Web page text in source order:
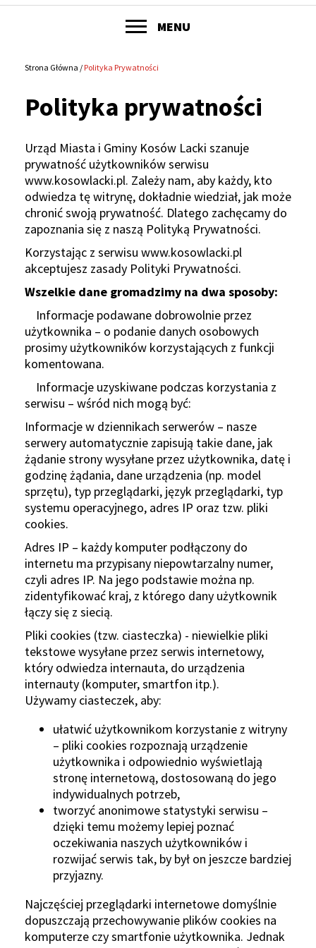
menu
serwisu
POKAŻ
MENU
nawigacyjna
Strona Główna Polityka Prywatności
Polityka prywatności
Urząd Miasta i Gminy Kosów Lacki szanuje
prywatność użytkowników serwisu
www.kosowlacki.pl. Zależy nam, aby każdy, kto
odwiedza tę witrynę, dokładnie wiedział, jak może
chronić swoją prywatność. Dlatego zachęcamy do
zapoznania się z naszą Polityką Prywatności.
Korzystając z serwisu www.kosowlacki.pl
akceptujesz zasady Polityki Prywatności.
Wszelkie dane gromadzimy na dwa sposoby:
Informacje podawane dobrowolnie przez
użytkownika – o podanie danych osobowych
prosimy użytkowników korzystających z funkcji
komentowana.
Informacje uzyskiwane podczas korzystania z
serwisu – wśród nich mogą być:
Informacje w dziennikach serwerów – nasze
serwery automatycznie zapisują takie dane, jak
żądanie strony wysyłane przez użytkownika, datę i
godzinę żądania, dane urządzenia (np. model
sprzętu), typ przeglądarki, język przeglądarki, typ
systemu operacyjnego, adres IP oraz tzw. pliki
cookies.
Adres IP – każdy komputer podłączony do
internetu ma przypisany niepowtarzalny numer,
czyli adres IP. Na jego podstawie można np.
zidentyfikować kraj, z którego dany użytkownik
łączy się z siecią.
Pliki cookies (tzw. ciasteczka) - niewielkie pliki
tekstowe wysyłane przez serwis internetowy,
który odwiedza internauta, do urządzenia
internauty (komputer, smartfon itp.).
Używamy ciasteczek, aby:
ułatwić użytkownikom korzystanie z witryny
– pliki cookies rozpoznają urządzenie
użytkownika i odpowiednio wyświetlają
stronę internetową, dostosowaną do jego
indywidualnych potrzeb,
tworzyć anonimowe statystyki serwisu –
dzięki temu możemy lepiej poznać
oczekiwania naszych użytkowników i
rozwijać serwis tak, by był on jeszcze bardziej
przyjazny.
Najczęściej przeglądarki internetowe domyślnie
dopuszczają przechowywanie plików cookies na
komputerze czy smartfonie użytkownika. Jednak